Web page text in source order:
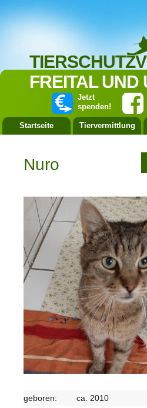
FREITAL UND
Jetzt
spenden!
Startseite Tiervermittlung
Nuro
geboren:
ca. 2010